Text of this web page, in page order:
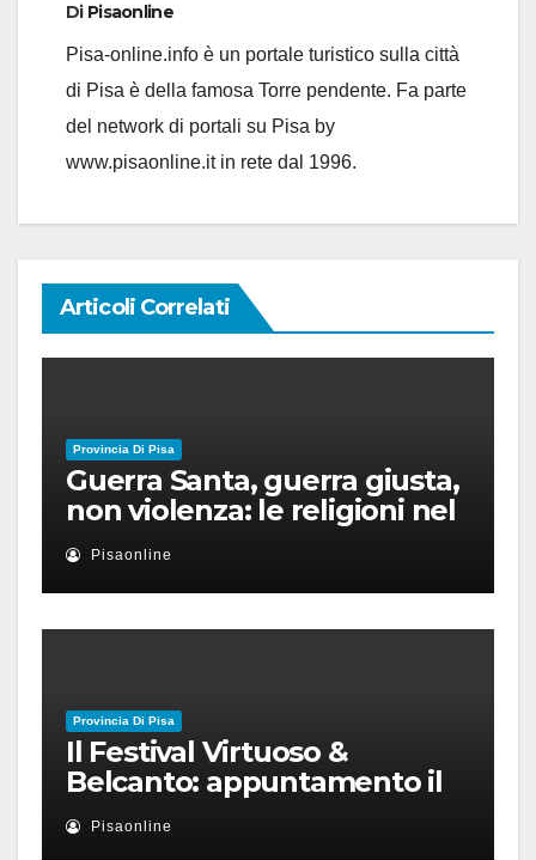
Di Pisaonline
Pisa-online.info è un portale turistico sulla città
di Pisa è della famosa Torre pendente. Fa parte
del network di portali su Pisa by
www.pisaonline.it in rete dal 1996.
Articoli Correlati
Provincia Di Pisa
Guerra Santa, guerra giusta,
non violenza: le religioni nel
nuovo disordine mondiale
Pisaonline
Provincia Di Pisa
Il Festival Virtuoso &
Belcanto: appuntamento il
28 luglio a Palazzo Blu con
Ruben Micieli
Pisaonline